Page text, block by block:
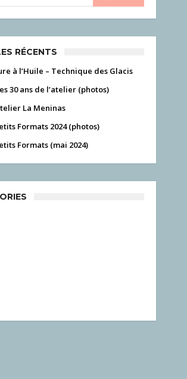
RÉCENTS
à l’Huile – Technique des Glacis
30 ans de l’atelier (photos)
La Meninas
Formats 2024 (photos)
Formats (mai 2024)